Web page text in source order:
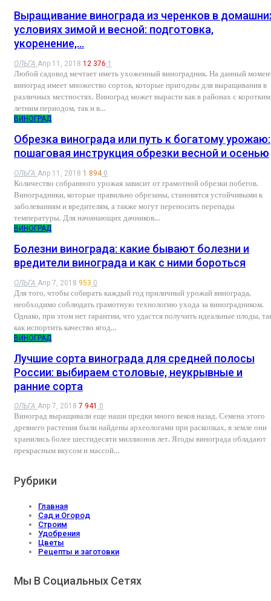
Выращивание винограда из черенков в
условиях зимой и весной: подготовка,
укоренение,…
ОЛЬГА Апр 11, 2018 12 376 1
Любой садовод мечтает иметь ухоженный виноградник. На данный
виноград имеет множество сортов, которые пригодны для выращивания в
различных местностях. Виноград может вырасти как в районах с коротким
летним периодом, так и в…
ВИНОГРАД
Обрезка винограда или путь к богатому урожаю:
пошаговая инструкция обрезки весной и осенью
ОЛЬГА Апр 11, 2018 1 8940
Количество собранного урожая зависит от грамотной обрезки побегов.
Виноградники, которые правильно обрезаны, становятся устойчивыми к
заболеваниям и вредителям, а также могут переносить перепады
температуры. Для начинающих дачников…
ВИНОГРАД
Болезни винограда: какие бывают болезни и
вредители винограда и как с ними бороться
ОЛЬГА Апр 7, 2018 953 0
Для того, чтобы собирать каждый год приличный урожай винограда,
необходимо соблюдать грамотную технологию ухода за виноградником.
Однако, при этом нет гарантии, что удастся получить идеальные плоды,
как испортить качество ягод…
ВИНОГРАД
Лучшие сорта винограда для средней полосы
России: выбираем столовые, неукрывные и
ранние сорта
ОЛЬГА Апр 7, 2018 7 941 0
Виноград выращивали еще наши предки много веков назад. Семена этого
древнего растения были найдены археологами при раскопках, в земле они
хранились более шестидесяти миллионов лет. Ягоды винограда обладают
прекрасным вкусом и массой…
Рубрики
Главная
Сад и Огород
Строим
Удобрения
Цветы
Рецепты и заготовки
Мы В Социальных Сетях